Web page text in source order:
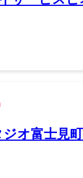
オ富士見町